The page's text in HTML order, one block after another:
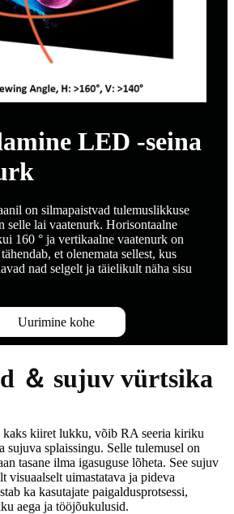
LED -seina
on silmapaistvad tulemuslikkuse
selle lai vaatenurk. Horisontaalne
160 ° ja vertikaalne vaatenurk on
et olenemata sellest, kus
nad selgelt ja täielikult näha sisu
Uurimine kohe
＆ sujuv vürtsika
kiiret lukku, võib RA seeria kiriku
sujuva splaissingu. Selle tulemusel on
tasane ilma igasuguse lõheta. See sujuv
visuaalselt uimastatava ja pideva
ka kasutajate paigaldusprotsessi,
aega ja tööjõukulusid.